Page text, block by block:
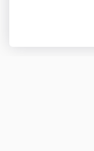
Copyright ©2015-
светотехнического